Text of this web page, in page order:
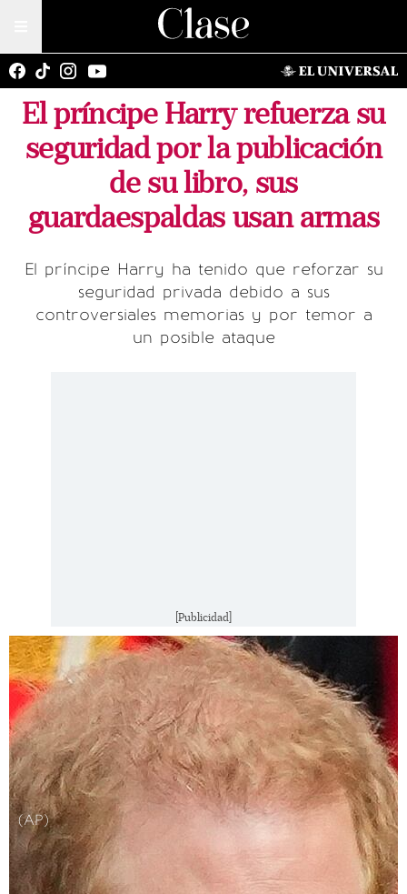
El príncipe Harry refuerza su
seguridad por la publicación
de su libro, sus
guardaespaldas usan armas
El príncipe Harry ha tenido que reforzar su
seguridad privada debido a sus
controversiales memorias y por temor a
un posible ataque
[Publicidad]
(AP)